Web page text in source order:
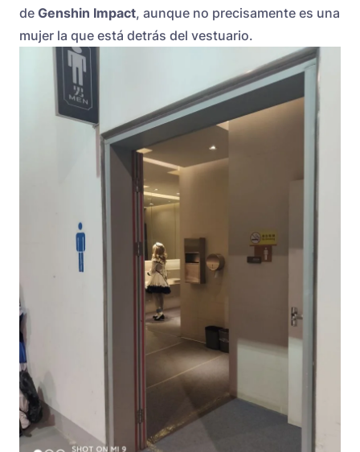
de Genshin Impact, aunque no precisamente es una
mujer la que está detrás del vestuario.